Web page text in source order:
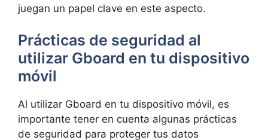
juegan un ⁣papel clave en este aspecto.
Prácticas de seguridad al
utilizar Gboard en tu dispositivo
móvil
Al utilizar Gboard en tu dispositivo⁣ móvil,‌ es‌
importante ⁣tener⁤ en ​cuenta algunas ⁤prácticas
de seguridad para proteger tus datos